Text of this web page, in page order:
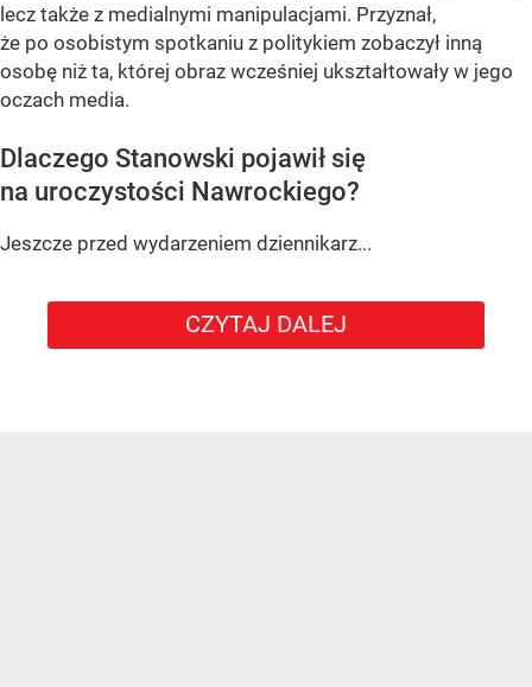
lecz także z medialnymi manipulacjami. Przyznał,
że po osobistym spotkaniu z politykiem zobaczył inną
osobę niż ta, której obraz wcześniej ukształtowały w jego
oczach media.
Dlaczego Stanowski pojawił się
na uroczystości Nawrockiego?
Jeszcze przed wydarzeniem dziennikarz...
CZYTAJ DALEJ